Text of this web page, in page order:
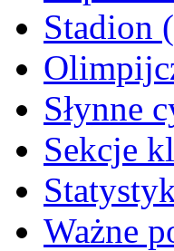
Stadion
Słynne
Sekcje
Ważne